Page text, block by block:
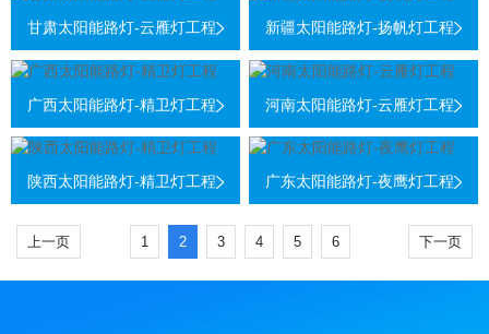
甘肃太阳能路灯-云雁灯工程 新疆太阳能路灯-扬帆灯工程
广西太阳能路灯-精卫灯工程 河南太阳能路灯-云雁灯工程
陕西太阳能路灯-精卫灯工程 广东太阳能路灯-夜鹰灯工程
上一页 1 2 3 4 5 6 下一页